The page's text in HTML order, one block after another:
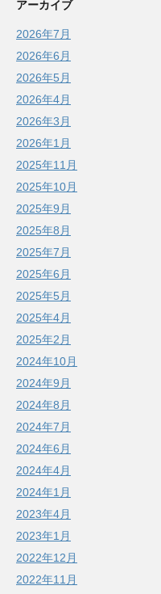
アーカイブ
2026年7月
2026年6月
2026年5月
2026年4月
2026年3月
2026年1月
2025年11月
2025年10月
2025年9月
2025年8月
2025年7月
2025年6月
2025年5月
2025年4月
2025年2月
2024年10月
2024年9月
2024年8月
2024年7月
2024年6月
2024年4月
2024年1月
2023年4月
2023年1月
2022年12月
2022年11月